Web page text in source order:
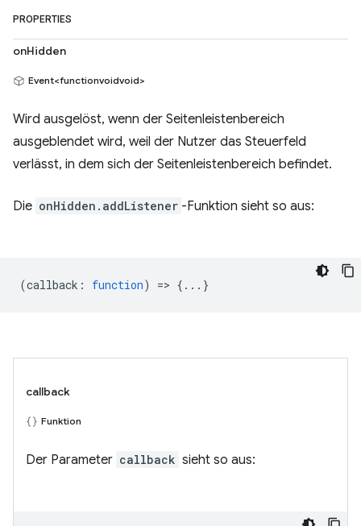
PROPERTIES
onHidden
Event<functionvoidvoid>
Wird ausgelöst, wenn der Seitenleistenbereich
ausgeblendet wird, weil der Nutzer das Steuerfeld
verlässt, in dem sich der Seitenleistenbereich befindet.
Die onHidden.addListener -Funktion sieht so aus:
(callback : function) => {...}
callback
Funktion
Der Parameter callback sieht so aus: